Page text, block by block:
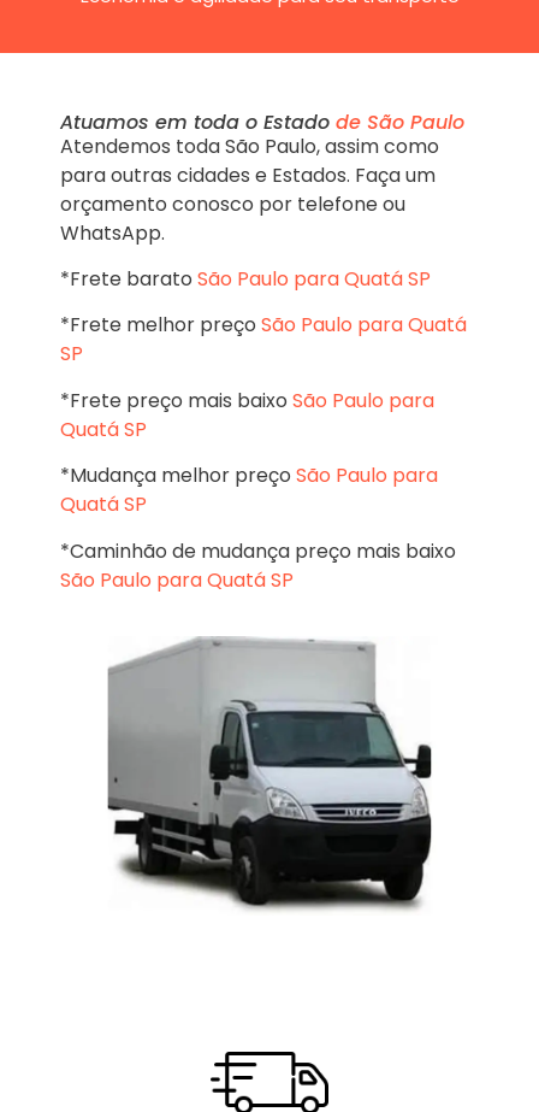
Atuamos em toda o Estado de São Paulo
Atendemos toda São Paulo, assim como
para outras cidades e Estados. Faça um
orçamento conosco por telefone ou
WhatsApp.
*Frete barato São Paulo para Quatá SP
*Frete melhor preço São Paulo para Quatá
SP
*Frete preço mais baixo São Paulo para
Quatá SP
*Mudança melhor preço São Paulo para
Quatá SP
*Caminhão de mudança preço mais baixo
São Paulo para Quatá SP